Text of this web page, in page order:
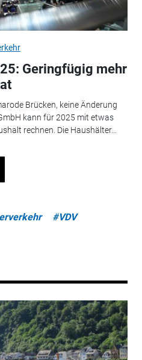
Geringfügig mehr
Brücken, keine Änderung
kann für 2025 mit etwas
rechnen. Die Haushälter...
#VDV